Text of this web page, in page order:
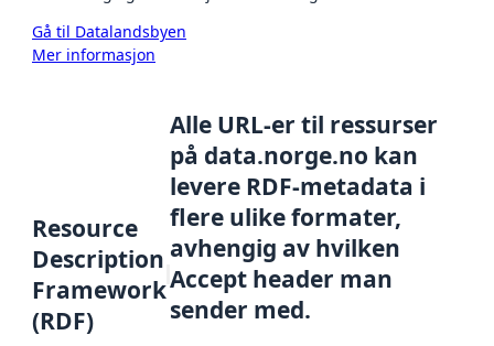
Gå til Datalandsbyen
Mer informasjon
Resource
Description
Framework
(RDF)
Alle URL-er til ressurser
på data.norge.no kan
levere RDF-metadata i
flere ulike formater,
avhengig av hvilken
Accept header man
sender med.